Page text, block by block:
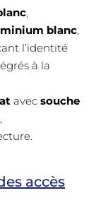
,
blanc,
l’identité
à la
avec souche
,
accès